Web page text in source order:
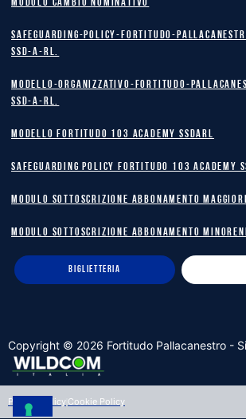
MODULO CAMBIO NOMINATIVO
safeguarding-policy-Fortitudo-
SSD-A-RL.
Modello-Organizzativo-Fortitudo-
SSD-A-RL.
MODELLO FORTITUDO 103 ACADEMY SSDARL
safeguarding policy Fortitudo 103 Academy
MODULO SOTTOSCRIZIONE ABBONAMENTO
MODULO SOTTOSCRIZIONE ABBONAMENTO
BIGLIETTERIA
Copyright © 2026 Fortitudo Pallacanestro -
Privacy Policy Cookie Policy